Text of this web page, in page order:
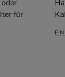
für